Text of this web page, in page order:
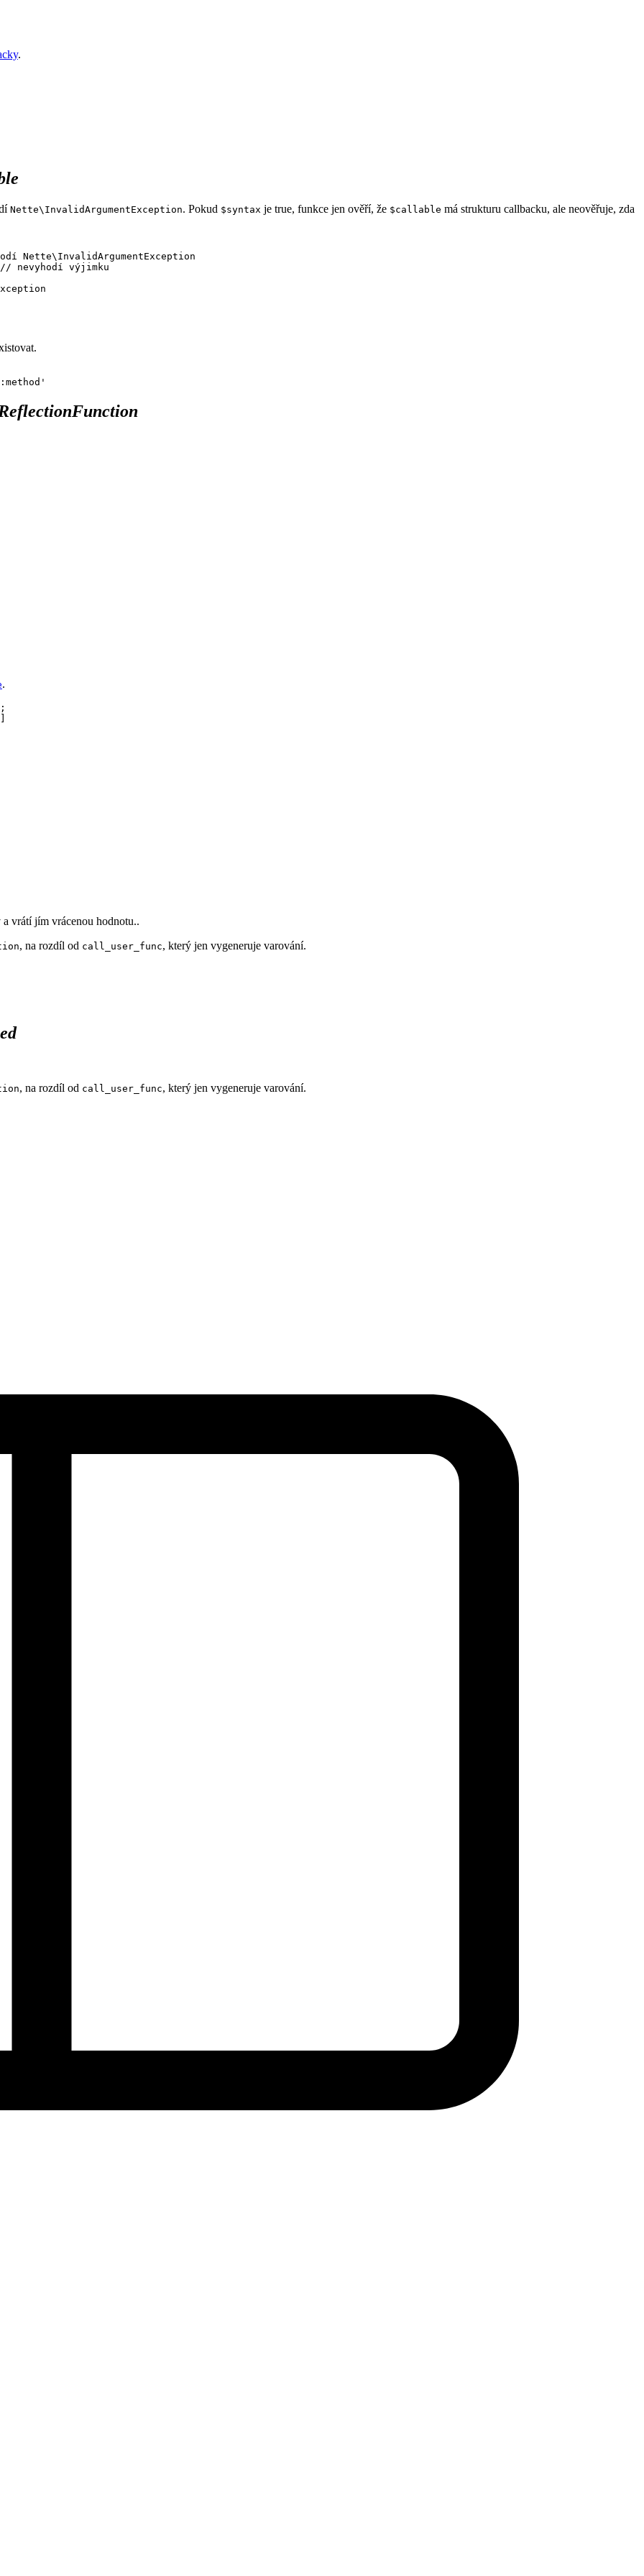
.
Nette\InvalidArgumentException. Pokud $syntax je true, funkce jen ověří, že $callable má strukturu callbacku, ale neověřuje, zda
Nette\InvalidArgumentException
nevyhodí výjimku
.
vrátí jím vrácenou hodnotu..
, na rozdíl od call_user_func, který jen vygeneruje varování.
, na rozdíl od call_user_func, který jen vygeneruje varování.